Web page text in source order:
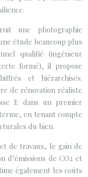
une photographie
étude beaucoup plus
qualifié (ingénieur
formé), il propose
et hiérarchisés.
de rénovation réaliste
E dans un premier
en tenant compte
du bien.
de travaux, le gain de
d’émissions de CO2 et
également les coûts